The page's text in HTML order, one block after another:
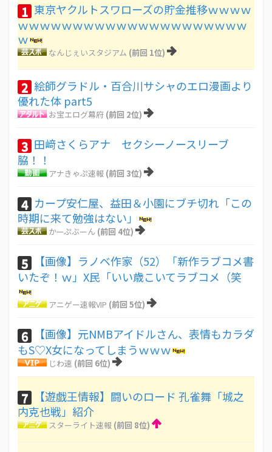
1 東京ヤクルトスワローズの貯金推移ｗｗｗｗ
ｗｗｗｗｗｗｗｗｗｗｗｗｗｗｗｗｗｗｗｗｗ
ｗ
なんじぇいスタジアム (前回 1位)
2 絵師グラドル・百合川サシャのエロ漫画より
優れた体 part5
お宝エログ幕府 (前回 2位)
3 田﨑さくらアナ セクシーノースリーブ
脇！！
アナきゃぷ速報 (前回 3位)
4 カープ安仁屋、益田＆小園にブチ切れ「この
時期に来て勉強はない」
かーぷぶーん (前回 4位)
5
【画像】ラノベ作家（52）「新作ラブコメ書
いたぞ！ｗ」X民「いい歳こいてラブコメ（笑
アニゲー速報VIP (前回 5位)
6
【画像】元NMBアイドルさん、表情もカラダ
もS♡X女になってしまうｗｗｗ
じわ速 (前回 6位)
7
【遊戯王情報】闘いのロード 孔雀舞「城之
内克也戦」紹介
スターライト速報 (前回 8位)